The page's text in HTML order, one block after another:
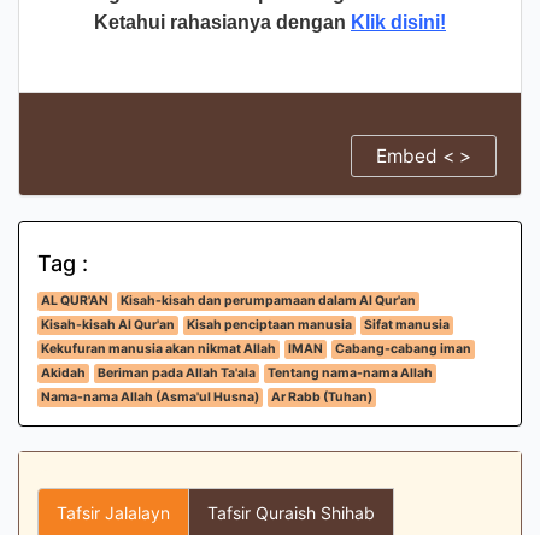
Ketahui rahasianya dengan Klik disini!
Embed < >
Tag :
AL QUR'AN
Kisah-kisah dan perumpamaan dalam Al Qur'an
Kisah-kisah Al Qur'an
Kisah penciptaan manusia
Sifat manusia
Kekufuran manusia akan nikmat Allah
IMAN
Cabang-cabang iman
Akidah
Beriman pada Allah Ta'ala
Tentang nama-nama Allah
Nama-nama Allah (Asma'ul Husna)
Ar Rabb (Tuhan)
Tafsir Jalalayn Tafsir Quraish Shihab